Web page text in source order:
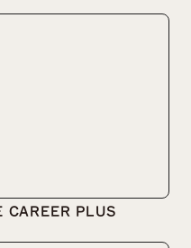
CAREER PLUS